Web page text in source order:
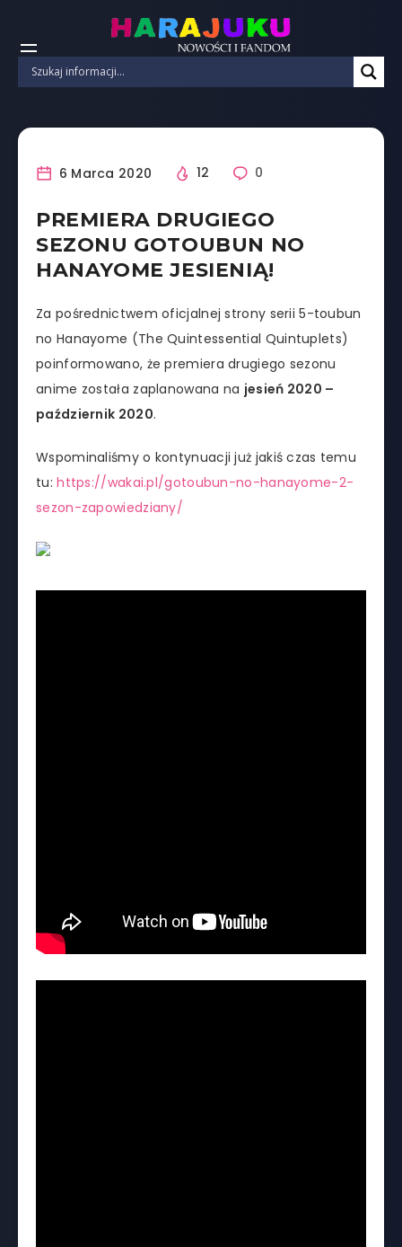
6 Marca 2020 12 0
PREMIERA DRUGIEGO
SEZONU GOTOUBUN NO
HANAYOME JESIENIĄ!
Za pośrednictwem oficjalnej strony serii 5-toubun
no Hanayome (The Quintessential Quintuplets)
poinformowano, że premiera drugiego sezonu
anime została zaplanowana na jesień 2020 –
październik 2020.
Wspominaliśmy o kontynuacji już jakiś czas temu
tu:https://wakai.pl/gotoubun-no-hanayome-2-
sezon-zapowiedziany/